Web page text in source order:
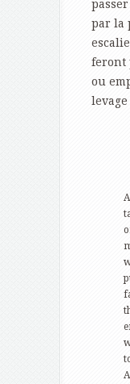
par la
feront
ou